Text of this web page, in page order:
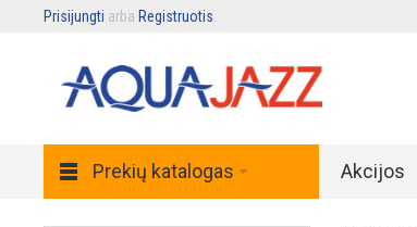
Prisijungti arba Registruotis
Prekių katalogas Akcijos